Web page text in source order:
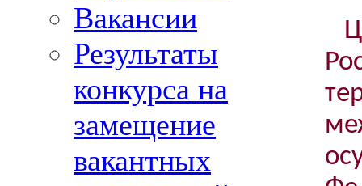
Вакансии
Результаты
конкурса на
замещение
вакантных